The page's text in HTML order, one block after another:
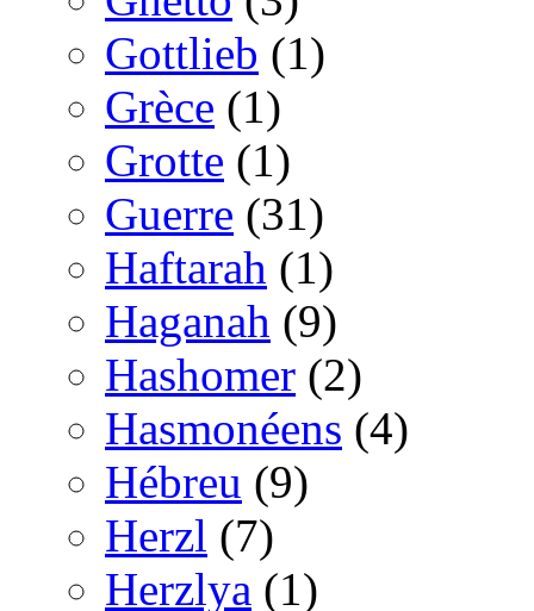
Gottlieb (1)
Grèce (1)
Grotte (1)
Guerre (31)
Haftarah (1)
Haganah (9)
Hashomer (2)
Hasmonéens (4)
Hébreu (9)
Herzl (7)
Herzlya (1)